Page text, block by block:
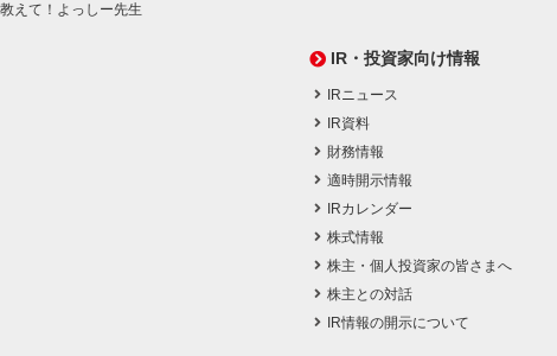
教えて！よっしー先生
IR・投資家向け情報
IRニュース
IR資料
財務情報
適時開示情報
IRカレンダー
株式情報
株主・個人投資家の皆さまへ
株主との対話
IR情報の開示について